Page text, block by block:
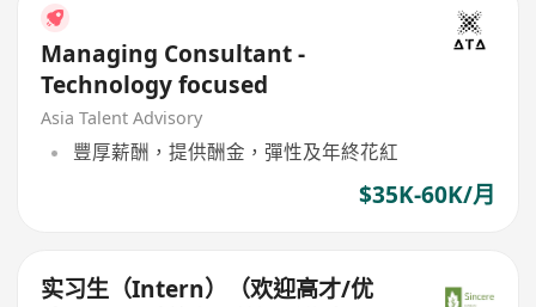
Managing Consultant -
Technology focused
Asia Talent Advisory
豐厚薪酬，提供酬金，彈性及年終花紅
$35K-60K/月
实习生（Intern）（欢迎高才/优